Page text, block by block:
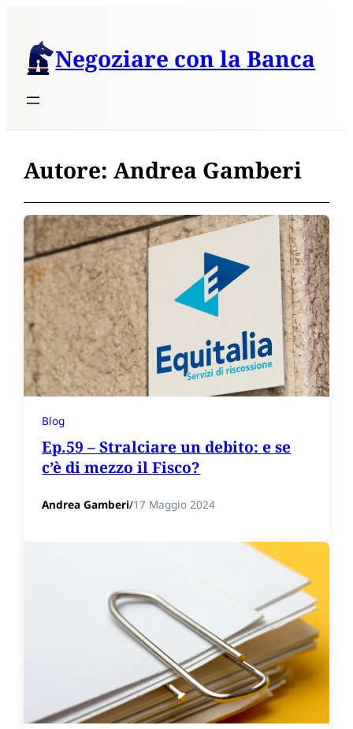
contenutoNegoziare con la Banca
Autore:Andrea Gamberi
Blog
Ep.59 – Stralciare un debito: e se
c’è di mezzo il Fisco?
Andrea Gamberi/17 Maggio 2024